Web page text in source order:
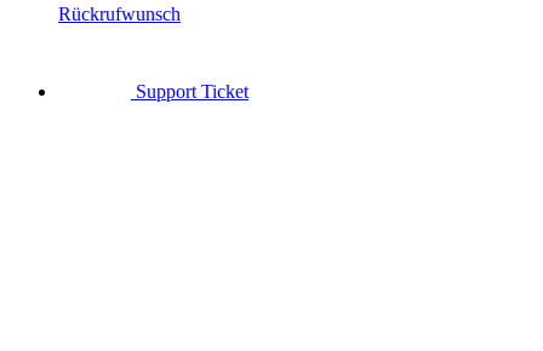
Rückrufwunsch
Support Ticket